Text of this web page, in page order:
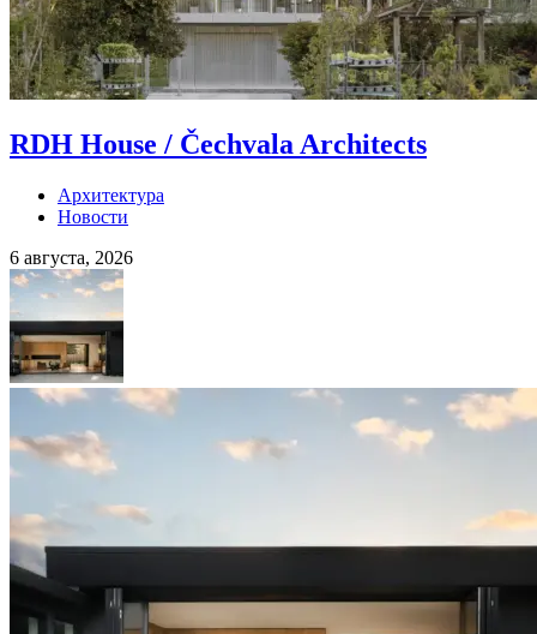
RDH House / Čechvala Architects
Архитектура
Новости
6 августа, 2026